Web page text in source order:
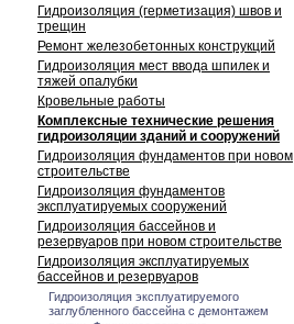
Гидроизоляция (герметизация) швов и
трещин
Ремонт железобетонных конструкций
Гидроизоляция мест ввода шпилек и
тяжей опалубки
Кровельные работы
Комплексные технические решения
гидроизоляции зданий и сооружений
Гидроизоляция фундаментов при новом
строительстве
Гидроизоляция фундаментов
эксплуатируемых сооружений
Гидроизоляция бассейнов и
резервуаров при новом строительстве
Гидроизоляция эксплуатируемых
бассейнов и резервуаров
Гидроизоляция эксплуатируемого
заглубленного бассейна с демонтажем